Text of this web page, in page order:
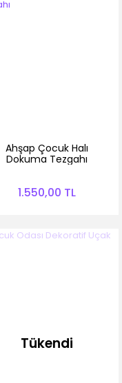
Ahşap Çocuk Halı
Dokuma Tezgahı
1.550,00 TL
Tükendi